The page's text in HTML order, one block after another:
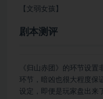
【文弱女孩】
剧本测评
《归山赤团》的环节设
环节，暗凶也很大程度保
设定，即便是玩家盘出来